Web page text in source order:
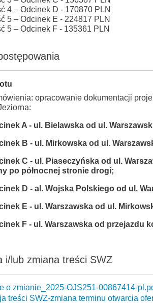
4 – Odcinek D - 170870 PLN
5 – Odcinek E - 224817 PLN
5 – Odcinek F - 135361 PLN
opracowanie dokumentacji
A - ul. Bielawska od ul.
B - ul. Mirkowska od ul.
C - ul. Piaseczyńska od ul.
po północnej stronie drogi;
D - al. Wojska Polskiego od ul.
E - ul. Warszawska od ul.
F - ul. Warszawska od przejazdu
i/lub zmiana treści SWZ
o zmianie_2025-OJS251-00867414-
treści SWZ-zmiana terminu otwarcia